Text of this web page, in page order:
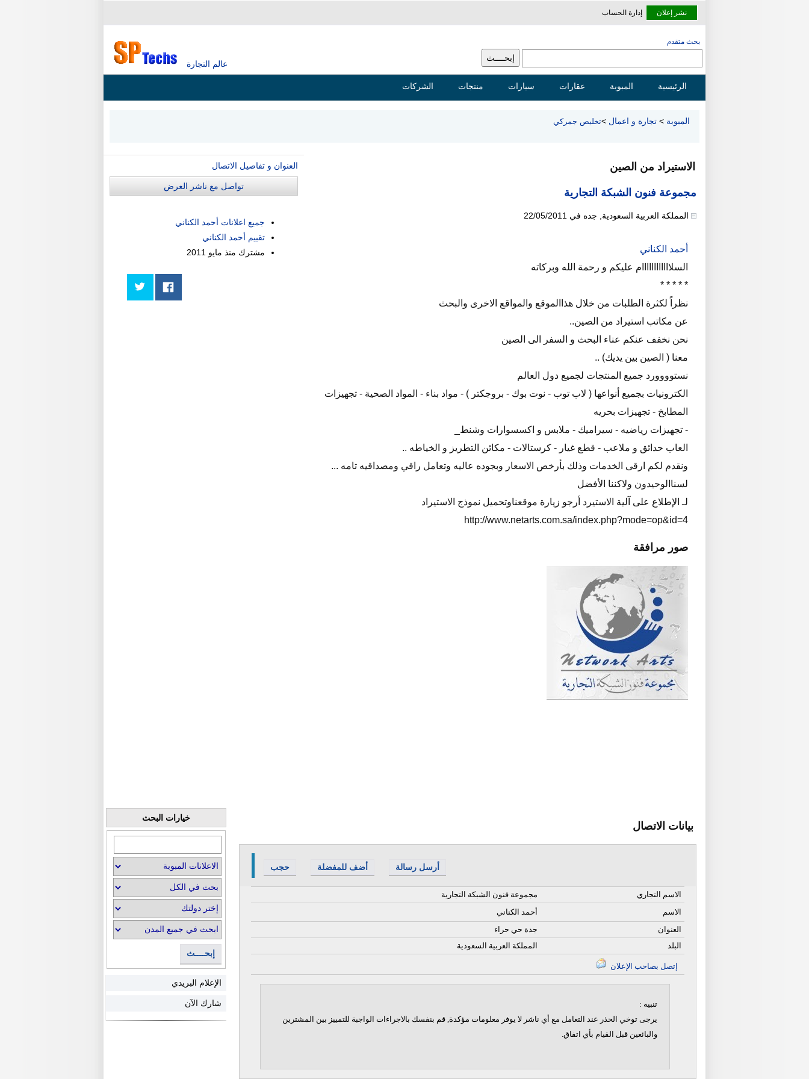
نشر إعلان إدارة الحساب
عالم التجارة
بحث متقدم
الرئيسية المبوبة عقارات سيارات منتجات الشركات
المبوبة > تجارة و اعمال >تخليص جمركي
الاستيراد من الصين
مجموعة فنون الشبكة التجارية
المملكة العربية السعودية جده في 22/05/2011
أحمد الكناني
السلاااااااااااام عليكم و رحمة الله وبركاته
* * * * *
نظراً لكثرة الطلبات من خلال هذاالموقع والمواقع الاخرى والبحث
عن مكاتب استيراد من الصين..
نحن نخفف عنكم عناء البحث و السفر الى الصين
معنا ( الصين بين يديك) ..
نستوووورد جميع المنتجات لجميع دول العالم
الكترونيات بجميع أنواعها ( لاب توب - نوت بوك - بروجكتر ) - مواد بناء - المواد الصحية - تجهيزات
المطابخ - تجهيزات بحريه
- تجهيزات رياضيه - سيراميك - ملابس و اكسسوارات وشنط_
العاب حدائق و ملاعب - قطع غيار - كرستالات - مكائن التطريز و الخياطه ..
ونقدم لكم ارقى الخدمات وذلك بأرخص الاسعار وبجوده عاليه وتعامل راقي ومصداقيه تامه ...
لسناالوحيدون ولاكننا الأفضل
لـ الإطلاع على آلية الاستيرد أرجو زيارة موقعناوتحميل نموذج الاستيراد
http://www.netarts.com.sa/index.php?mode=op&id=4
صور مرافقة
العنوان و تفاصيل الاتصال
تواصل مع ناشر العرض
جميع اعلانات أحمد الكناني
تقييم أحمد الكناني
مشترك منذ مايو 2011
بيانات الاتصال
حجب أضف للمفضلة أرسل رسالة
مجموعة فنون الشبكة التجارية
الاسم التجاري
أحمد الكناني
الاسم
جدة حي حراء
العنوان
المملكة العربية السعودية
البلد
تنبيه :
يرجى توخي الحذر عند التعامل مع أي ناشر لا يوفر معلومات مؤكدة, قم بنفسك بالاجراءات الواجبة للتمييز بين المشترين
والبائعين قبل القيام بأي اتفاق.
خيارات البحث
إبحــــث
الإعلام البريدي
شارك الآن